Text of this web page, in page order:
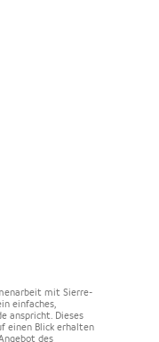
mit Sierre-
einfaches,
anspricht. Dieses
einen Blick erhalten
des